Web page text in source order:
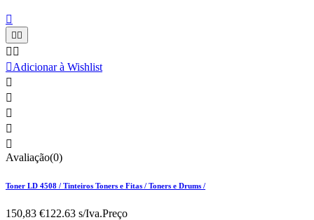


 
Adicionar à Wishlist





Avaliação(0)
Toner LD 4508 / Tinteiros Toners e Fitas / Toners e Drums /
150,83 €122.63 s/Iva.Preço